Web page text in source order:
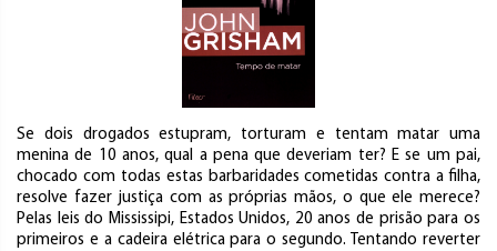
Se dois drogados estupram, torturam e tentam matar uma
menina de 10 anos, qual a pena que deveriam ter? E se um pai,
chocado com todas estas barbaridades cometidas contra a filha,
resolve fazer justiça com as próprias mãos, o que ele merece?
Pelas leis do Mississipi, Estados Unidos, 20 anos de prisão para os
primeiros e a cadeira elétrica para o segundo. Tentando reverter